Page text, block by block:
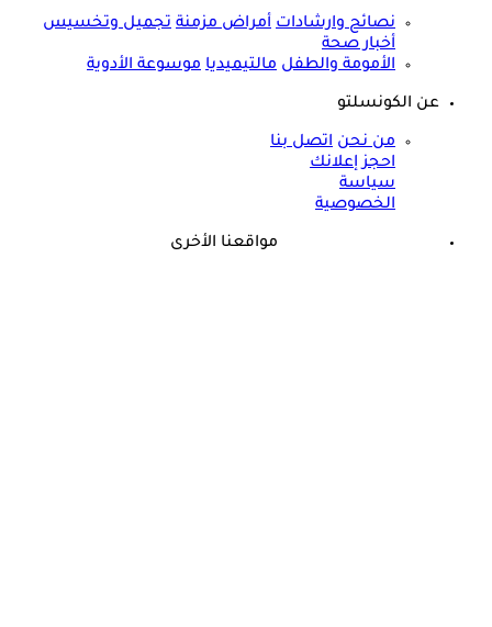
نصائح وارشادات أمراض مزمنة تجميل وتخسيس
أخبار صحة
الأمومة والطفل مالتيميديا موسوعة الأدوية
عن الكونسلتو
من نحن اتصل بنا
احجز إعلانك
سياسة
الخصوصية
مواقعنا الأخرى